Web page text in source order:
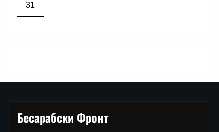
31
Бесарабски Фронт